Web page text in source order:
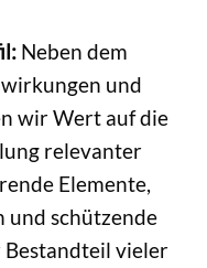
Neben dem
und
wir Wert auf die
relevanter
Elemente,
und schützende
Bestandteil vieler